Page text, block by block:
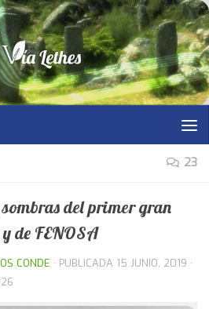
23
sombras del primer gran
de FENOSA
CONDE · PUBLICADA 15 JUNIO, 2019 ·